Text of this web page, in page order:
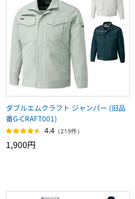
ダブルエムクラフト ジャンパー (旧品
番G-CRAFT001)
4.4 （219件）
1,900円